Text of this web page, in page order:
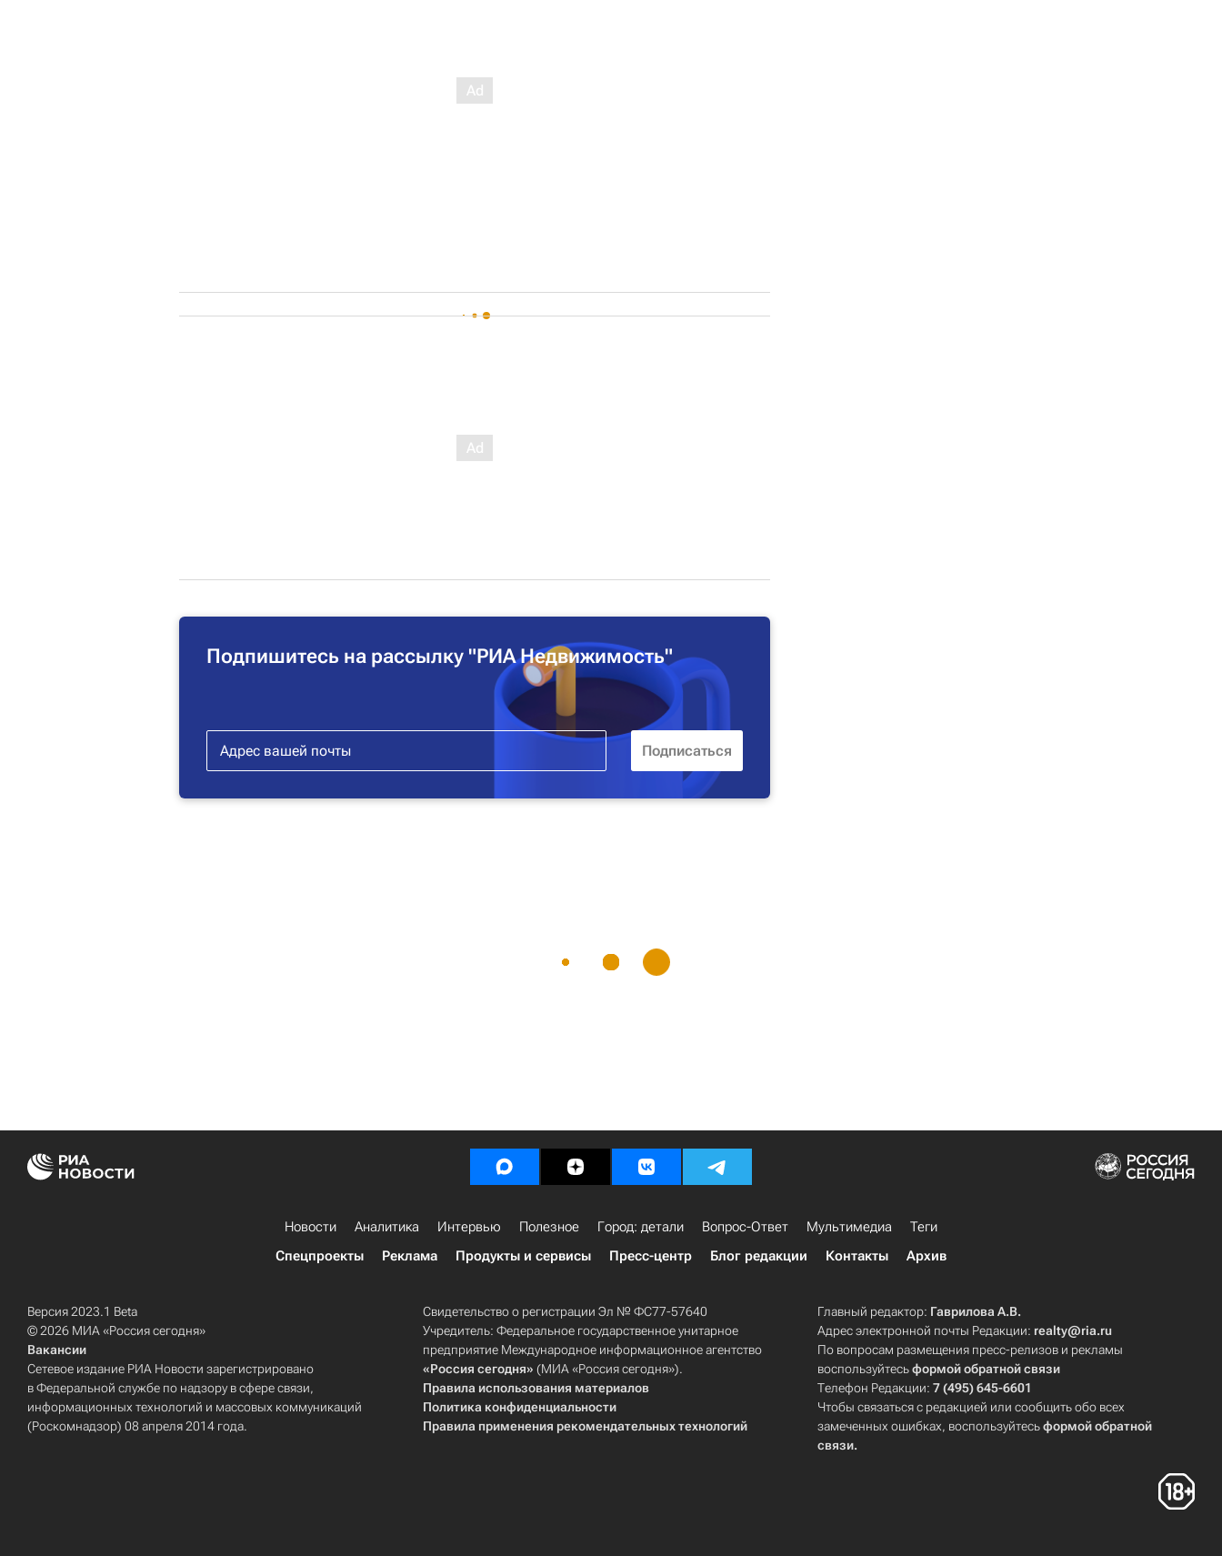
Подпишитесь на рассылку "РИА Недвижимость"
Новости Аналитика Интервью Полезное Город: детали Вопрос-Ответ Мультимедиа
Теги
Спецпроекты
Реклама Продукты и сервисы Пресс-центр Блог редакции Контакты Архив
Версия 2023.1 Beta
© 2026 МИА «Россия сегодня»
Вакансии
Сетевое издание РИА Новости зарегистрировано
в Федеральной службе по надзору в сфере связи,
информационных технологий и массовых коммуникаций
(Роскомнадзор) 08 апреля 2014 года.
Свидетельство о регистрации Эл № ФС77-57640
Учредитель: Федеральное государственное унитарное
предприятие Международное информационное агентство
«Россия сегодня» (МИА «Россия сегодня»).
Правила использования материалов
Политика конфиденциальности
Правила применения рекомендательных технологий
Главный редактор: Гаврилова А.В.
Адрес электронной почты Редакции: realty@ria.ru
По вопросам размещения пресс-релизов и рекламы
воспользуйтесьформой обратной связи
Телефон Редакции:7 (495) 645-6601
Чтобы связаться с редакцией или сообщить обо всех
замеченных ошибках, воспользуйтесьформой обратной
связи.